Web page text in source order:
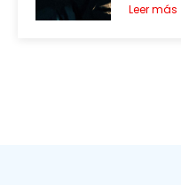
Leer más